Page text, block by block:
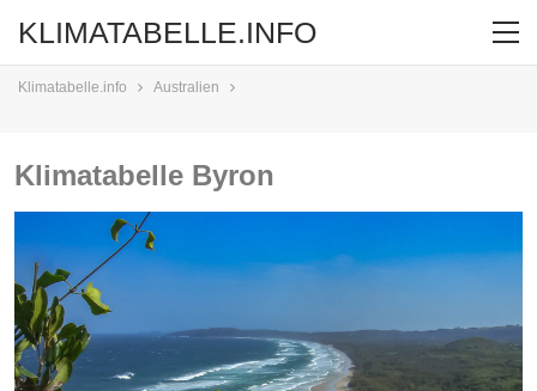
KLIMATABELLE.INFO
Klimatabelle.info Australien
Klimatabelle Byron